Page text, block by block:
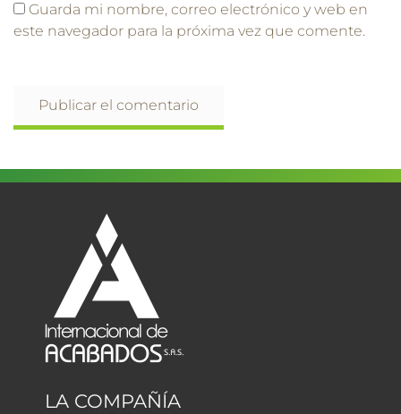
Guarda mi nombre, correo electrónico y web en
este navegador para la próxima vez que comente.
LA COMPAÑÍA